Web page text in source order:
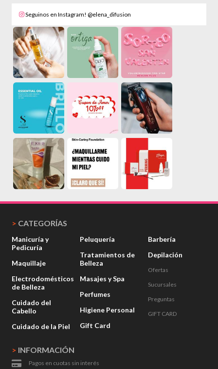
Seguinos en Instagram! @elena_difusion
> INFORMACIÓN
Pagos en cuotas sin interés
> CATEGORÍAS
Manicuría y
Pedicuría
Maquillaje
Electrodomésticos
de Belleza
Cuidado del
Cabello
Cuidado de la Piel
Peluquería
Tratamientos de
Belleza
Masajes y Spa
Perfumes
Higiene Personal
Gift Card
Barbería
Depilación
Ofertas
Sucursales
Preguntas
GIFT CARD